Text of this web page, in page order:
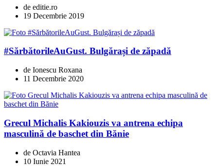
de editie.ro
19 Decembrie 2019
#SărbătorileAuGust. Bulgărași de zăpadă
de Ionescu Roxana
11 Decembrie 2020
Grecul Michalis Kakiouzis va antrena echipa
masculină de baschet din Bănie
de Octavia Hantea
10 Iunie 2021